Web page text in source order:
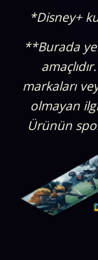
*Disney+
**Burada
markaları
olmayan
Ürünün